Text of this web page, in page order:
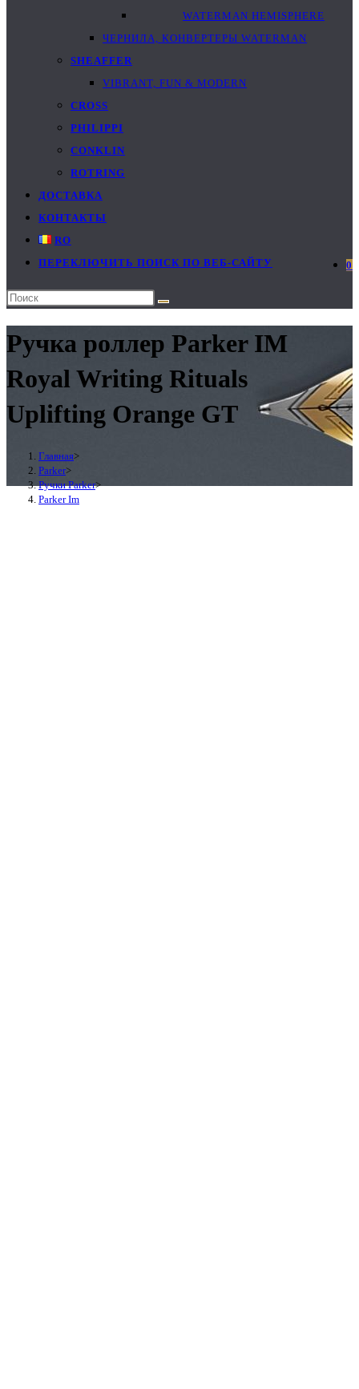
WATERMAN HEMISPHERE
ЧЕРНИЛА, КОНВЕРТЕРЫ WATERMAN
SHEAFFER
VIBRANT, FUN & MODERN
CROSS
PHILIPPI
CONKLIN
ROTRING
ДОСТАВКА
КОНТАКТЫ
RO
0
ПЕРЕКЛЮЧИТЬ ПОИСК ПО ВЕБ-САЙТУ
Ручка роллер Parker IM
Royal Writing Rituals
Uplifting Orange GT
Главная>
Parker>
Ручки Parker>
Parker Im